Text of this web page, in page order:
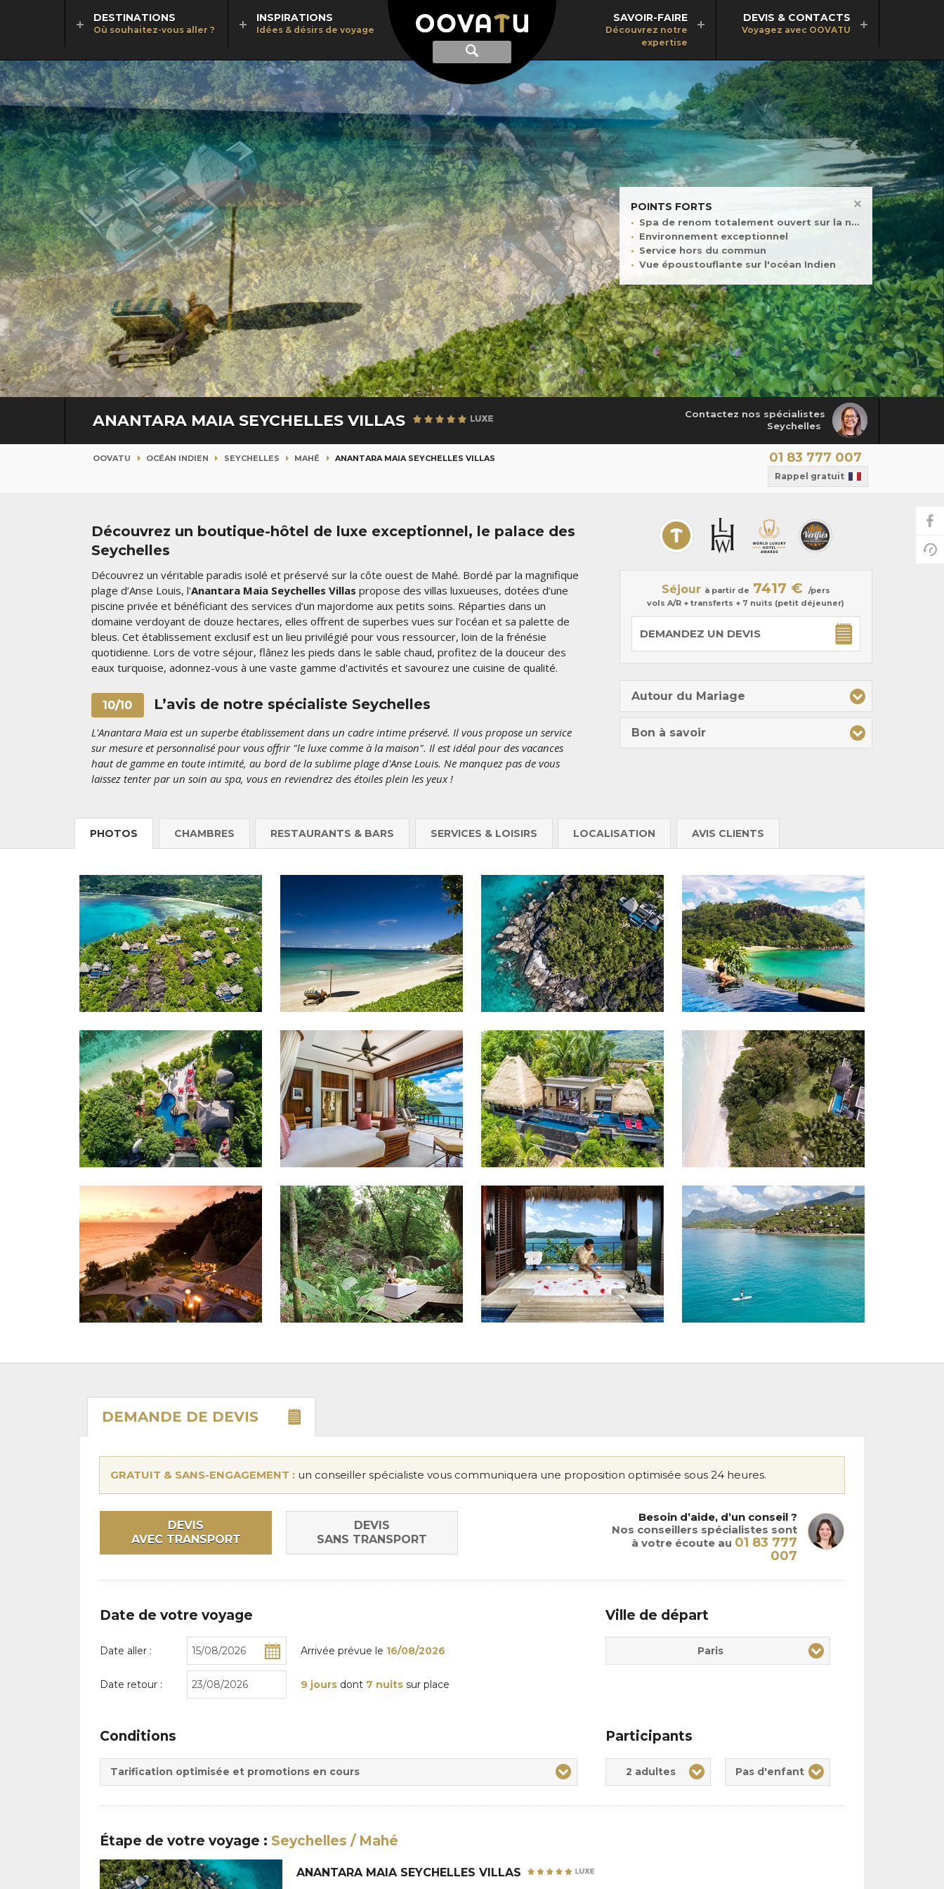
Afficher
recherche
Recherche
DESTINATIONS
Où souhaitez-vous aller ?
INSPIRATIONS
Idées & désirs de voyage
SAVOIR-FAIRE
Découvrez notre
expertise
DEVIS & CONTACTS
Voyagez avec OOVATU
POINTS FORTS
Spa de renom totalement ouvert sur la nature
Environnement exceptionnel
Service hors du commun
Vue époustouflante sur l'océan Indien
ANANTARA MAIA SEYCHELLES VILLAS
Contactez nos spécialistes
Seychelles
OOVATU OCÉAN INDIEN SEYCHELLES MAHÉ ANANTARA MAIA SEYCHELLES VILLAS 01 83 777 007
Rappel gratuit
Découvrez un boutique-hôtel de luxe exceptionnel, le palace des
Seychelles
Découvrez un véritable paradis isolé et préservé sur la côte ouest de Mahé. Bordé par la magnifique
plage d’Anse Louis, l'Anantara Maia Seychelles Villas propose des villas luxueuses, dotées d’une
piscine privée et bénéficiant des services d’un majordome aux petits soins. Réparties dans un
domaine verdoyant de douze hectares, elles offrent de superbes vues sur l’océan et sa palette de
bleus. Cet établissement exclusif est un lieu privilégié pour vous ressourcer, loin de la frénésie
quotidienne. Lors de votre séjour, flânez les pieds dans le sable chaud, profitez de la douceur des
eaux turquoise, adonnez-vous à une vaste gamme d'activités et savourez une cuisine de qualité.
10/10 L’avis de notre spécialiste Seychelles
L'Anantara Maia est un superbe établissement dans un cadre intime préservé. Il vous propose un service
sur mesure et personnalisé pour vous offrir "le luxe comme à la maison". Il est idéal pour des vacances
haut de gamme en toute intimité, au bord de la sublime plage d'Anse Louis. Ne manquez pas de vous
laissez tenter par un soin au spa, vous en reviendrez des étoiles plein les yeux !
Séjour à partir de 7417 € /pers
vols A/R + transferts + 7 nuits (petit déjeuner)
DEMANDEZ UN DEVIS
Autour du Mariage
Bon à savoir
PHOTOS CHAMBRES RESTAURANTS & BARS SERVICES & LOISIRS LOCALISATION AVIS CLIENTS
DEMANDE DE DEVIS
GRATUIT & SANS-ENGAGEMENT : un conseiller spécialiste vous communiquera une proposition optimisée sous 24 heures.
DEVIS
AVEC TRANSPORT
DEVIS
SANS TRANSPORT
Besoin d’aide, d’un conseil ?
Nos conseillers spécialistes sont
à votre écoute au 01 83 777
007
Date de votre voyage
Date aller : Arrivée prévue le 16/08/2026
Date retour : 9 jours dont 7 nuits sur place
Ville de départ
Paris
Conditions
Tarification optimisée et promotions en cours
Participants
2 adultes Pas d'enfant
Étape de votre voyage : Seychelles / Mahé
ANANTARA MAIA SEYCHELLES VILLAS